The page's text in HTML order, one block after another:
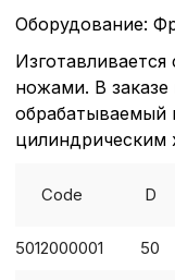
Оборудование:
ножами. В
обрабатываемый
цилиндрическим
Code D
5012000001 50